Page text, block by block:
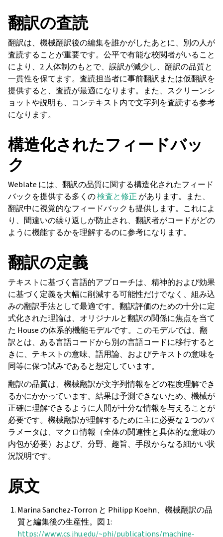
翻訳の査読
翻訳は、機械翻訳後の編集を誰かがしたあとに、別の人が
査読することが重要です。公平で有能な校閲者がいること
により、2 人体制のもとで、誤訳が減少し、翻訳の品質と
一貫性を保てます。査読担当者に事前翻訳または仮翻訳を
提供すると、査読が最適になります。また、スクリーンシ
ョットや説明も、コンテキスト内で文字列を査読する参考
になります。
構造化されたフィードバッ
ク
Weblate には、翻訳の品質に関する構造化されたフィード
バックを提供する多くの検査と修正があります。また、
翻訳中に視覚的なフィードバックも提供します。これによ
り、間違いの繰り返しが防止され、翻訳者がコードがどの
ように機能するかを理解するのに参考になります。
翻訳の定義
テキストに基づく言語的アプローチは、精神的および効果
に基づく定義を大幅に削減する可能性だけでなく、組み込
みの翻訳手法として最適です。翻訳評価のための十分に定
式化された理論は、オリジナルと翻訳の関係に焦点を当て
た House の体系的機能モデルです。このモデルでは、翻
訳とは、ある言語コードから別の言語コードに移行すると
きに、テキストの意味、語用論、およびテキストの意味を
同等に保つ試みであると想定しています。
翻訳の品質は、機械翻訳が文字列情報をどの程度理解でき
るかにかかっています。結果は予測できないため、機械が
正確に理解できるように人間が十分な情報を与えることが
必要です。機械翻訳が理解するために主に必要な 2 つのパ
ラメータは、マクロ情報（全体の関連性と具体的な意味の
内包が必要）および、分野、趣旨、手段からなる細かい状
況説明です。
原文
Marina Sanchez-Torron と Philipp Koehn、機械翻訳の品
質と編集後の生産性。図 1:
https://www.cs.jhu.edu/~phi/publications/machine-